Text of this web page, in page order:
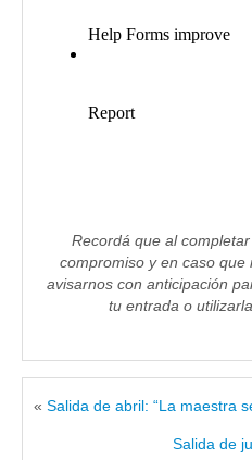
Recordá que al
compromiso y en caso
avisarnos con anticipación
tu entrada o
« Salida de abril: “La maestra
Salida de